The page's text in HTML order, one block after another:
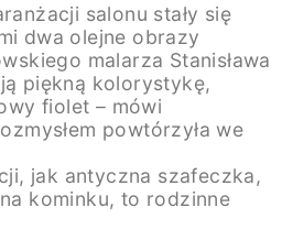
salonu stały się
dwa olejne obrazy
malarza Stanisława
piękną kolorystykę,
fiolet – mówi
powtórzyła we
jak antyczna szafeczka,
kominku, to rodzinne